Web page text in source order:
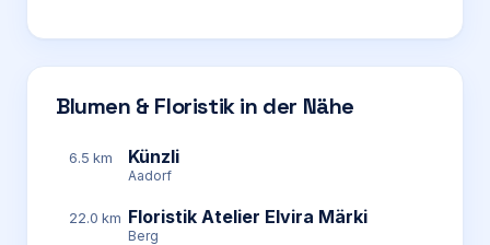
Blumen & Floristik in der Nähe
6.5 km Künzli
Aadorf
22.0 km Floristik Atelier Elvira Märki
Berg